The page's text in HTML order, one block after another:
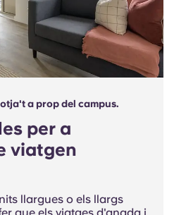
a prop del campus.
per a
viatgen
llargues o els llargs
que els viatges d'anada i